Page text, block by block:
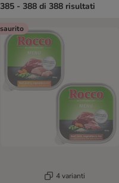
385 - 388 di 388 risultati
product items have been changed
4 varianti